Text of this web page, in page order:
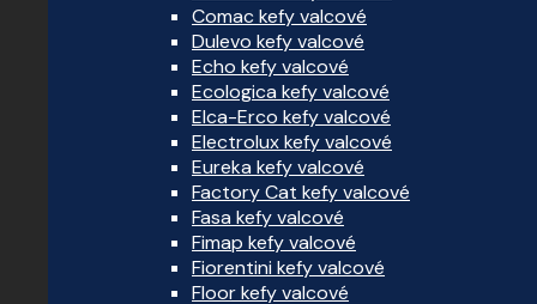
Comac kefy valcové
Dulevo kefy valcové
Echo kefy valcové
Ecologica kefy valcové
Elca-Erco kefy valcové
Electrolux kefy valcové
Eureka kefy valcové
Factory Cat kefy valcové
Fasa kefy valcové
Fimap kefy valcové
Fiorentini kefy valcové
Floor kefy valcové